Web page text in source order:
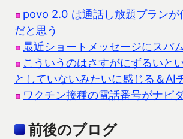
povo 2.0 は通話し放題プランが
だと思う
最近ショートメッセージにスパ
こういうのはさすがにずるいと
としていないみたいに感じる＆AI
ワクチン接種の電話番号がナビ
前後のブログ